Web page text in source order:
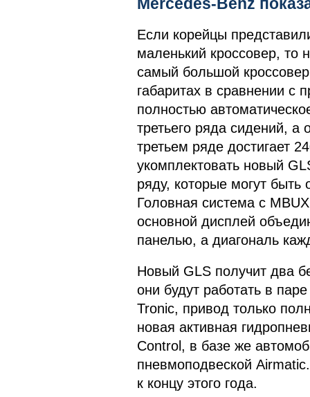
Если корейцы
маленький кроссовер, то
самый большой
габаритах в сравнении с
полностью
третьего ряда сидений,
третьем ряде достигает
укомплектовать новый
ряду, которые могут
Головная система с
основной дисплей
панелью, а диагональ
Новый GLS получит два
они будут работать в
Tronic, привод только
новая активная
Control, в базе же
пневмоподвеской
к концу этого года.